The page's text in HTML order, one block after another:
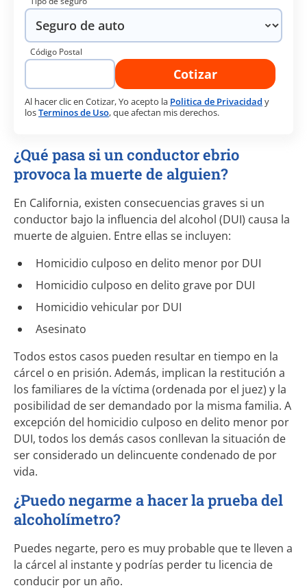
Código Postal
Cotizar
Al hacer clic en Cotizar, Yo acepto la Politica de Privacidad y
losTerminos de Uso, que afectan mis derechos.
¿Qué pasa si un conductor ebrio
provoca la muerte de alguien?
En California, existen consecuencias graves si un
conductor bajo la influencia del alcohol (DUI) causa la
muerte de alguien. Entre ellas se incluyen:
Homicidio culposo en delito menor por DUI
Homicidio culposo en delito grave por DUI
Homicidio vehicular por DUI
Asesinato
Todos estos casos pueden resultar en tiempo en la
cárcel o en prisión. Además, implican la restitución a
los familiares de la víctima (ordenada por el juez) y la
posibilidad de ser demandado por la misma familia. A
excepción del homicidio culposo en delito menor por
DUI, todos los demás casos conllevan la situación de
ser considerado un delincuente condenado de por
vida.
¿Puedo negarme a hacer la prueba del
alcoholímetro?
Puedes negarte, pero es muy probable que te lleven a
la cárcel al instante y podrías perder tu licencia de
conducir por un año.